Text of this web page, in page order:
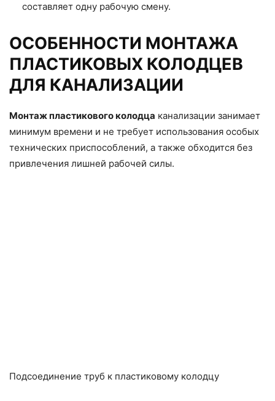
составляет одну рабочую смену.
ОСОБЕННОСТИ МОНТАЖА
ПЛАСТИКОВЫХ КОЛОДЦЕВ
ДЛЯ КАНАЛИЗАЦИИ
Монтаж пластикового колодца канализации занимает
минимум времени и не требует использования особых
технических приспособлений, а также обходится без
привлечения лишней рабочей силы.
Подсоединение труб к пластиковому колодцу